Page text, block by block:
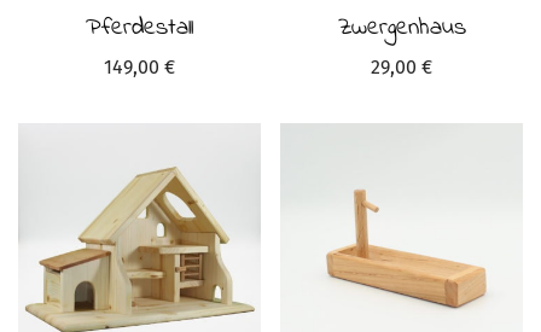
Pferdestall
149,00 €
Zwergenhaus
29,00 €